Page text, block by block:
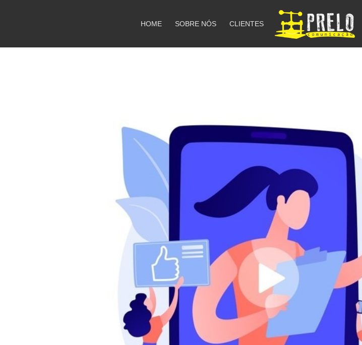
HOME SOBRE NÓS CLIENTES